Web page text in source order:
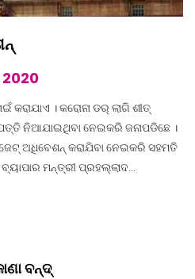
2020
କରାଯାଏ । କରୋନା ଡର୍ ଲାଗି ଶୀତ୍
ନିଆଯାଇଥିବା ନେଇକରି ଜନାପଡିଛେ ।
ଅଧିବେଶନ୍ କରାଯିବା ନେଇକରି ସହମତି
ମନ୍ତ୍ରୀ ପ୍ରହଲ୍ଲାଦ…
ବନ୍ଦ୍‌